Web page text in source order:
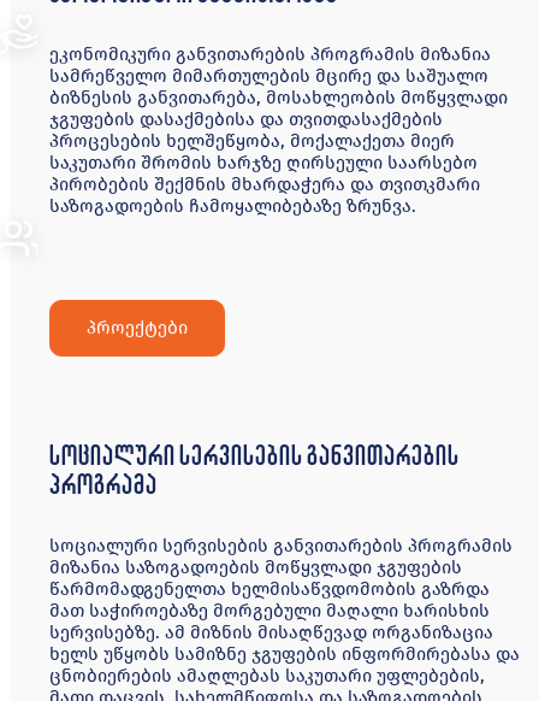
ეკონომიკური განვითარების პროგრამის მიზანია
სამრეწველო მიმართულების მცირე და საშუალო
ბიზნესის განვითარება, მოსახლეობის მოწყვლადი
ჯგუფების დასაქმებისა და თვითდასაქმების
პროცესების ხელშეწყობა, მოქალაქეთა მიერ
საკუთარი შრომის ხარჯზე ღირსეული საარსებო
პირობების შექმნის მხარდაჭერა და თვითკმარი
საზოგადოების ჩამოყალიბებაზე ზრუნვა.
პროექტები
სოციალური სერვისების განვითარების
პროგრამა
სოციალური სერვისების განვითარების პროგრამის
მიზანია საზოგადოების მოწყვლადი ჯგუფების
წარმომადგენელთა ხელმისაწვდომობის გაზრდა
მათ საჭიროებაზე მორგებული მაღალი ხარისხის
სერვისებზე.ამ მიზნის მისაღწევად ორგანიზაცია
ხელს უწყობს სამიზნე ჯგუფების ინფორმირებასა და
ცნობიერების ამაღლებას საკუთარი უფლებების,